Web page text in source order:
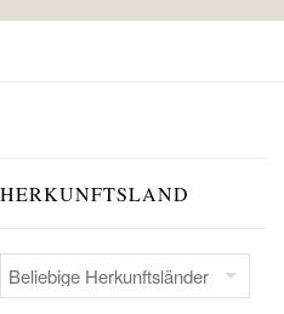
HERKUNFTSLAND